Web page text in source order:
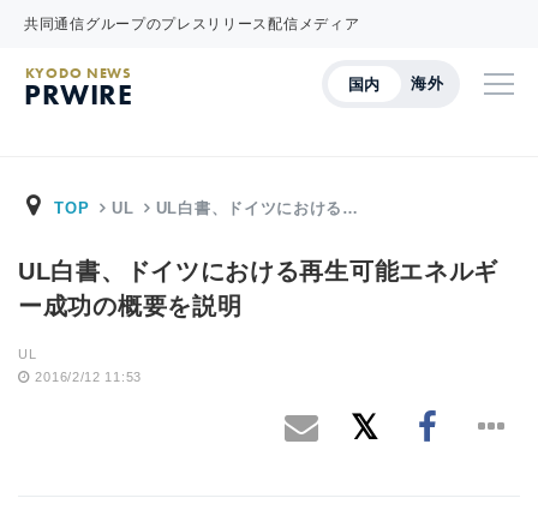
共同通信グループのプレスリリース配信メディア
国内 海外
KYODO NEWS
PRWIRE
TOP UL UL白書、ドイツにおける…
UL白書、ドイツにおける再生可能エネルギ
ー成功の概要を説明
UL
2016/2/12 11:53